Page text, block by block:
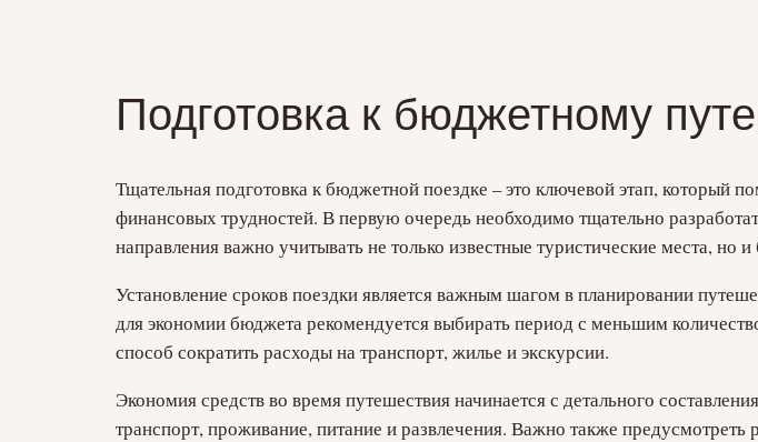
Подготовка к бюджетному
Тщательная подготовка к бюджетной поездке – это ключевой этап, который
финансовых трудностей. В первую очередь необходимо тщательно
направления важно учитывать не только известные туристические места, но
Установление сроков поездки является важным шагом в планировании
для экономии бюджета рекомендуется выбирать период с меньшим
способ сократить расходы на транспорт, жилье и экскурсии.
Экономия средств во время путешествия начинается с детального
транспорт, проживание, питание и развлечения. Важно также